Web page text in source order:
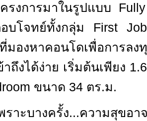
รงการมาในรูปแบบ
บโจทย์ทั้งกลุ่ม First
มองหาคอนโดเพื่อการล
าถึงได้ง่าย เริ่มต้นเพียง
ขนาด 34 ตร.ม.
ราะบางครั้ง...ความสุขอา